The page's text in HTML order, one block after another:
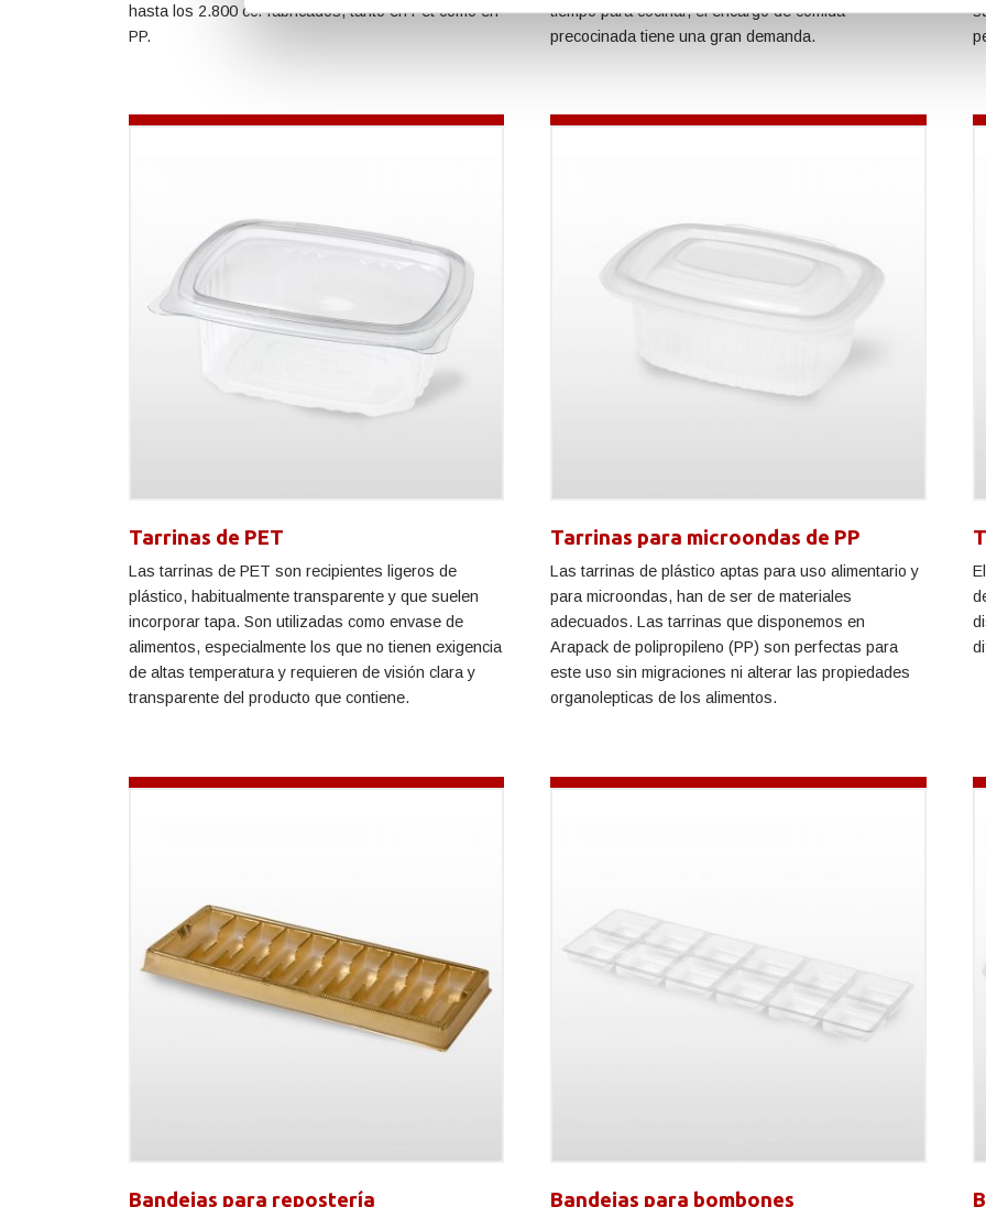
hasta los 2.800 cc. fabricados, tanto en Pet como en
PP.
tiempo para cocinar, el encargo de comida
precocinada tiene una gran demanda.
Tarrinas de PET
Las tarrinas de PET son recipientes ligeros de
plástico, habitualmente transparente y que suelen
incorporar tapa. Son utilizadas como envase de
alimentos, especialmente los que no tienen exigencia
de altas temperatura y requieren de visión clara y
transparente del producto que contiene.
Tarrinas para microondas de PP
Las tarrinas de plástico aptas para uso alimentario y
para microondas, han de ser de materiales
adecuados. Las tarrinas que disponemos en
Arapack de polipropileno (PP) son perfectas para
este uso sin migraciones ni alterar las propiedades
organolepticas de los alimentos.
Bandejas para repostería Bandejas para bombones